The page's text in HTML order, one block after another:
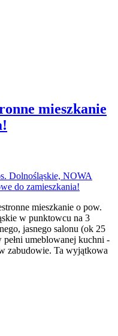
mieszkanie
mieszkanie o pow.
w punktowcu na 3
jasnego salonu (ok 25
umeblowanej kuchni -
zabudowie. Ta wyjątkowa